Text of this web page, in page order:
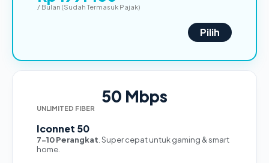
/ Bulan (Sudah Termasuk Pajak)
Pilih
50 Mbps
UNLIMITED FIBER
Iconnet 50
7-10 Perangkat . Super cepat untuk gaming & smart
home.